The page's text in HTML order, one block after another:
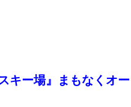
キー場』まもなくオー